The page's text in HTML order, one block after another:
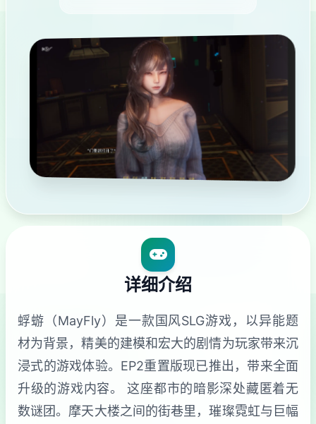
详细介绍
蜉蝣（MayFly）是一款国风SLG游戏，以异能题
材为背景，精美的建模和宏大的剧情为玩家带来沉
浸式的游戏体验。EP2重置版现已推出，带来全面
升级的游戏内容。 这座都市的暗影深处藏匿着无
数谜团。摩天大楼之间的街巷里，璀璨霓虹与巨幅